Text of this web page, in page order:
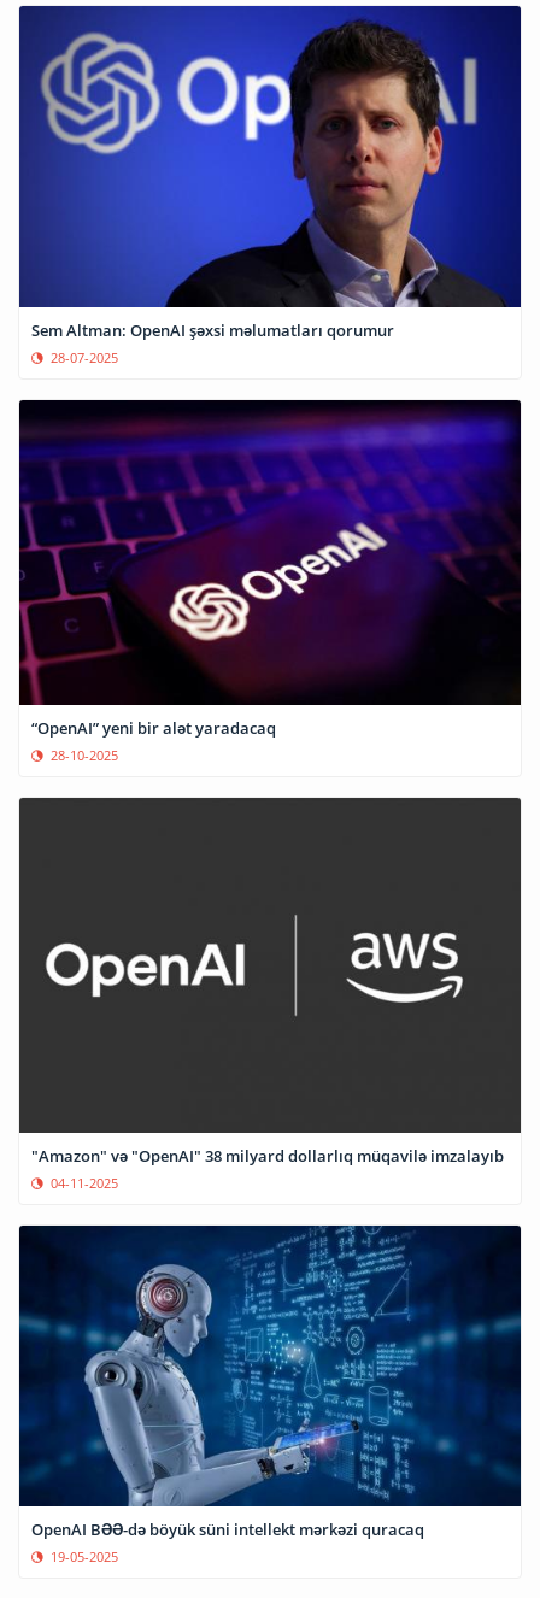
Sem Altman: OpenAI şəxsi məlumatları qorumur
28-07-2025
“OpenAI” yeni bir alət yaradacaq
28-10-2025
"Amazon" və "OpenAI" 38 milyard dollarlıq müqavilə imzalayıb
04-11-2025
OpenAI BƏƏ-də böyük süni intellekt mərkəzi quracaq
19-05-2025